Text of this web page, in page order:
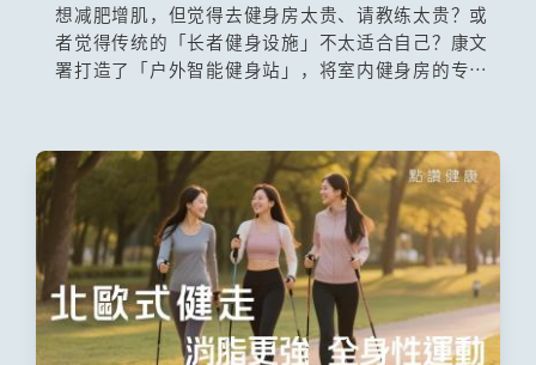
想减肥增肌，但觉得去健身房太贵、请教练太贵？或
者觉得传统的「长者健身设施」不太适合自己？康文
署打造了「户外智能健身站」，将室内健身房的专业
Code，即可记录训练次数、消耗卡路里。现场更设有
智能测量站，免费帮你量度身高、体重、BMI、体
脂、手握力及平衡力，让你清楚掌握自己的体质变
化。立即带大家直击现场，看看这个「智能健身房」
如何颠覆你的运动体验。 檵